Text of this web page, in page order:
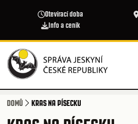
Otevírací doba
Info a ceník
DOMŮ KRAS NA PÍSECKU